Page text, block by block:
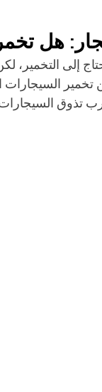
إلى التخمير،
من تخمير
تذوق